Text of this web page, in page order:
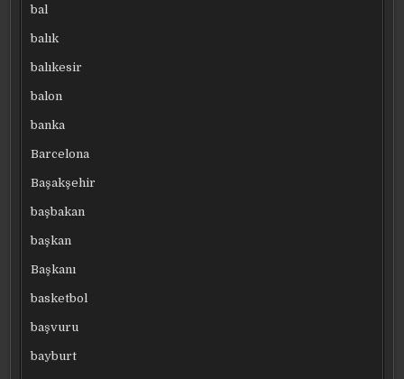
bal
balık
balıkesir
balon
banka
Barcelona
Başakşehir
başbakan
başkan
Başkanı
basketbol
başvuru
bayburt